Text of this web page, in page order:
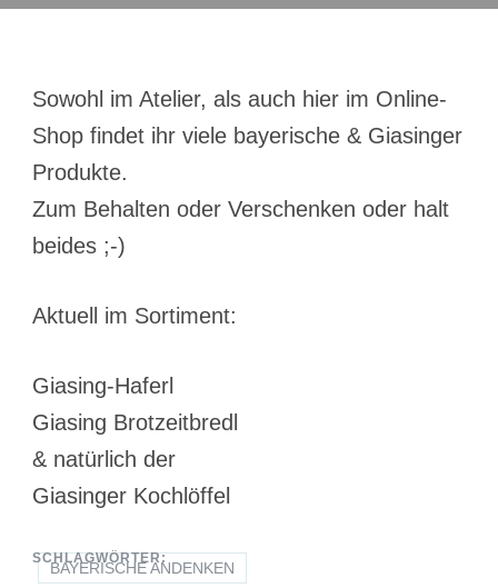
Sowohl im Atelier, als auch hier im Online-
Shop findet ihr viele bayerische & Giasinger
Produkte.
Zum Behalten oder Verschenken oder halt
beides ;-)
Aktuell im Sortiment:
Giasing-Haferl
Giasing Brotzeitbredl
& natürlich der
Giasinger Kochlöffel
SCHLAGWÖRTER:
BAYERISCHE ANDENKEN